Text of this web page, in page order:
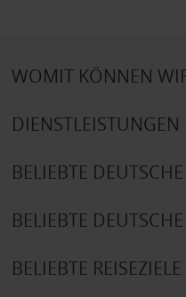
WOMIT KÖNNEN
DIENSTLEISTUNGEN
BELIEBTE
BELIEBTE
BELIEBTE REISEZIELE